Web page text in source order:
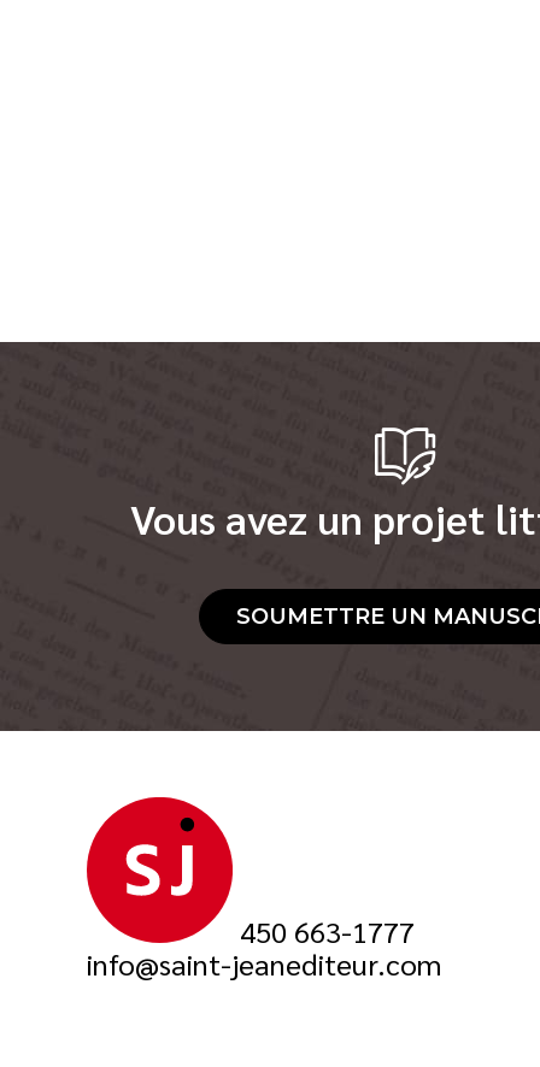
Vous avez un projet
SOUMETTRE UN
450 663-1777
info@saint-jeanediteur.com